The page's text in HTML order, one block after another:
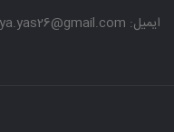
ایمیل: puya.yas26@gmail.com